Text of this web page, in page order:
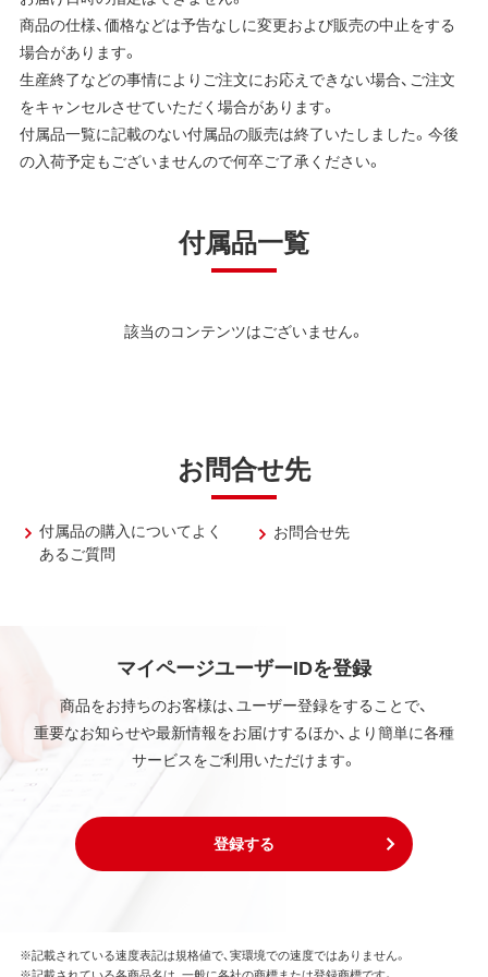
商品の仕様、価格などは予告なしに変更および販売の中止をする
場合があります。
生産終了などの事情によりご注文にお応えできない場合、ご注文
をキャンセルさせていただく場合があります。
付属品一覧に記載のない付属品の販売は終了いたしました。今後
の入荷予定もございませんので何卒ご了承ください。
付属品一覧
該当のコンテンツはございません。
お問合せ先
付属品の購入についてよく
あるご質問
お問合せ先
マイページユーザーIDを登録
商品をお持ちのお客様は、ユーザー登録をすることで、
重要なお知らせや最新情報をお届けするほか、より簡単に各種
サービスをご利用いただけます。
登録する
※記載されている速度表記は規格値で、実環境での速度ではありません。